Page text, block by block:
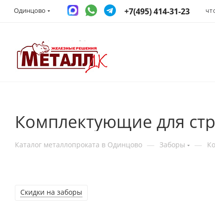
Одинцово +7(495) 414-31-23
Комплектующие для
Каталог металлопроката в Одинцово — Заборы —
Скидки на заборы